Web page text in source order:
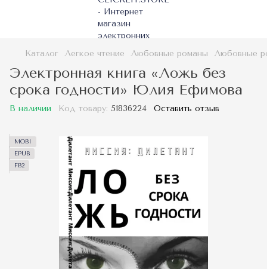
Каталог Легкое чтение Любовные романы Любовные
Электронная книга «Ложь без
срока годности» Юлия Ефимова
В наличии Код товару: 51836224 Оставить отзыв
MOBI
EPUB
FB2